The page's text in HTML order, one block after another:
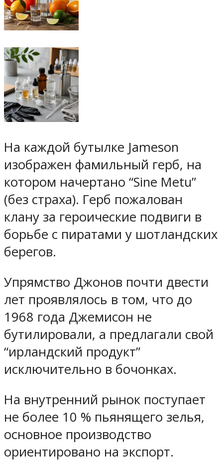
На каждой бутылке Jameson
изображен фамильный герб, на
котором начертано “Sine Metu”
(без страха). Герб пожалован
клану за героические подвиги в
борьбе с пиратами у шотландских
берегов.
Упрямство Джонов почти двести
лет проявлялось в том, что до
1968 года Джемисон не
бутилировали, а предлагали свой
“ирландский продукт”
исключительно в бочонках.
На внутренний рынок поступает
не более 10 % пьянящего зелья,
основное производство
ориентировано на экспорт.